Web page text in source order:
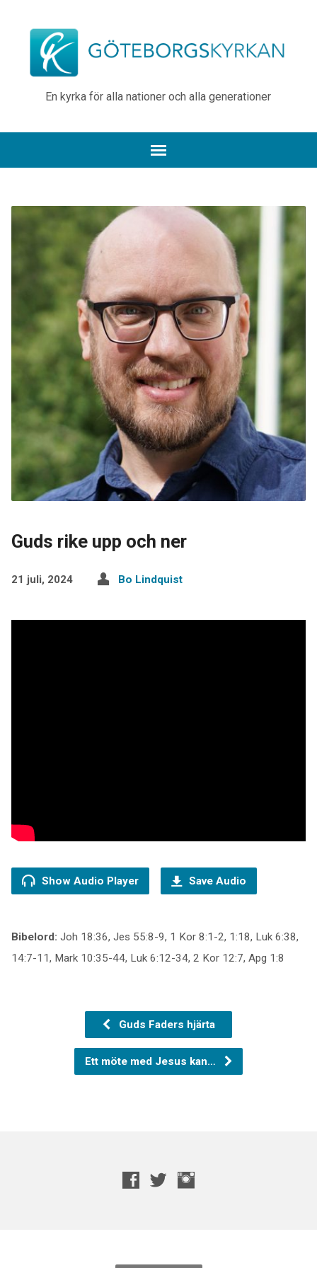
En kyrka för alla nationer och alla generationer
Guds rike upp och ner
21 juli, 2024 Bo Lindquist
Show Audio Player Save Audio
Bibelord: Joh 18:36, Jes 55:8-9, 1 Kor 8:1-2, 1:18, Luk 6:38,
14:7-11, Mark 10:35-44, Luk 6:12-34, 2 Kor 12:7, Apg 1:8
Guds Faders hjärta
Ett möte med Jesus kan…